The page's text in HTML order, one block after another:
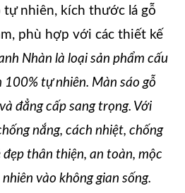
nhiên, kích thước lá gỗ
phù hợp với các thiết kế
Nhàn là loại sản phẩm cấu
tự nhiên. Màn sáo gỗ
đẳng cấp sang trọng. Với
nắng, cách nhiệt, chống
thân thiện, an toàn, mộc
vào không gian sống.